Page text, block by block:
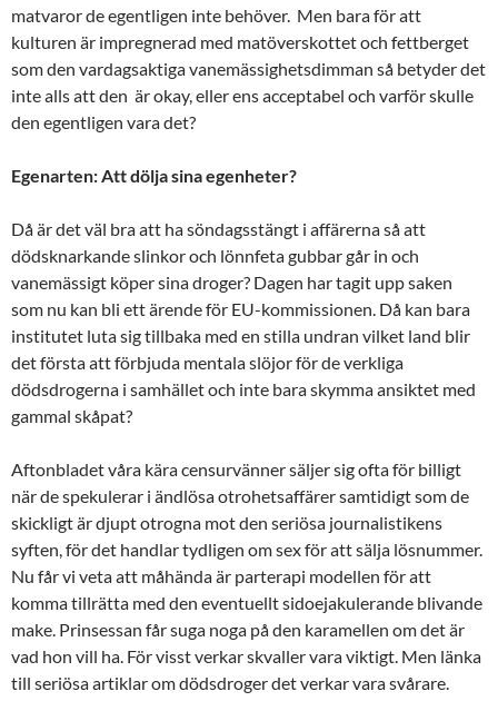
matvaror de egentligen inte behöver. Men bara för att
kulturen är impregnerad med matöverskottet och fettberget
som den vardagsaktiga vanemässighetsdimman så betyder det
inte alls att den är okay, eller ens acceptabel och varför skulle
den egentligen vara det?
Egenarten: Att dölja sina egenheter?
Då är det väl bra att ha söndagsstängt i affärerna så att
dödsknarkande slinkor och lönnfeta gubbar går in och
vanemässigt köper sina droger? Dagen har tagit upp saken
som nu kan bli ett ärende för EU-kommissionen. Då kan bara
institutet luta sig tillbaka med en stilla undran vilket land blir
det första att förbjuda mentala slöjor för de verkliga
dödsdrogerna i samhället och inte bara skymma ansiktet med
gammal skåpat?
Aftonbladet våra kära censurvänner säljer sig ofta för billigt
när de spekulerar i ändlösa otrohetsaffärer samtidigt som de
skickligt är djupt otrogna mot den seriösa journalistikens
syften, för det handlar tydligen om sex för att sälja lösnummer.
Nu får vi veta att måhända är parterapi modellen för att
komma tillrätta med den eventuellt sidoejakulerande blivande
make. Prinsessan får suga noga på den karamellen om det är
vad hon vill ha. För visst verkar skvaller vara viktigt. Men länka
till seriösa artiklar om dödsdroger det verkar vara svårare.